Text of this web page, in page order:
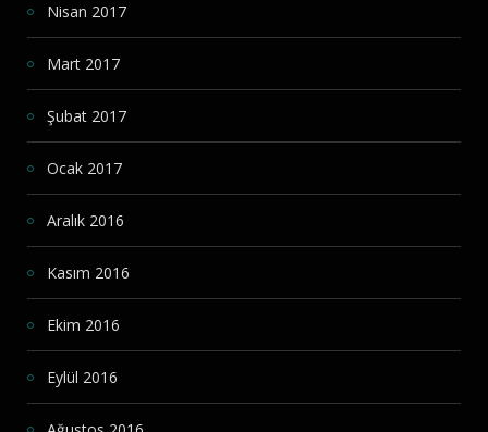
Nisan 2017
Mart 2017
Şubat 2017
Ocak 2017
Aralık 2016
Kasım 2016
Ekim 2016
Eylül 2016